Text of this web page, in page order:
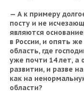
— А к примеру
посту и не
являются
в России, и опять
область, где
уже почти 14 лет, а
развитии, и разве
как на
области?